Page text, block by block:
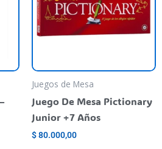
Juegos de Mesa
Juego De Mesa Pictionary
Junior +7 Años
$80.000,00